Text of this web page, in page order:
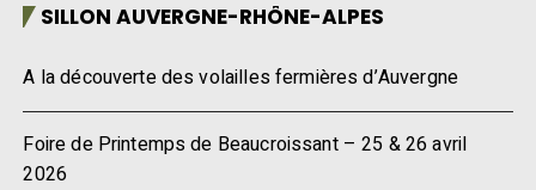
SILLON AUVERGNE-RHÔNE-ALPES
A la découverte des volailles fermières d’Auvergne
Foire de Printemps de Beaucroissant – 25 & 26 avril
2026